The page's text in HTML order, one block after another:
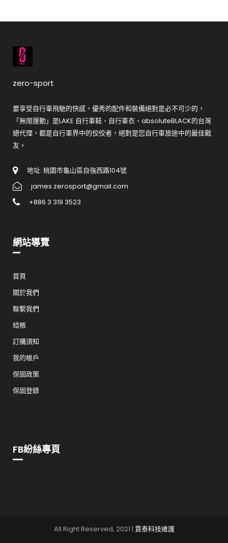
zero-sport
要享受自行車飛馳的快感，優秀的配件和裝備絕對是必不可少的，
「無限運動」是LAKE 自行車鞋、自行車衣、absoluteBLACK的台灣
總代理，都是自行車界中的佼佼者，絕對是您自行車旅途中的最佳戰
友。
地址: 桃園市龜山區自強西路104號
james.zerosport@gmail.com
+886 3 319 3523
網站導覽
首頁
關於我們
聯繫我們
結帳
訂購須知
我的帳戶
保固政策
保固登錄
FB紛絲專頁
All Right Reserved, 2021 | 貫泰科技維護